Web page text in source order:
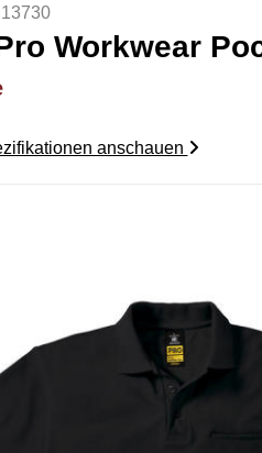
13730
Workwear
anschauen